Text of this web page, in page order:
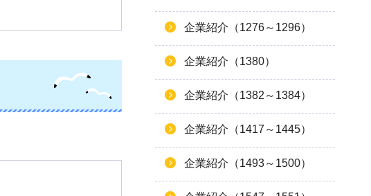
企業紹介（1276～1296）
企業紹介（1380）
企業紹介（1382～1384）
企業紹介（1417～1445）
企業紹介（1493～1500）